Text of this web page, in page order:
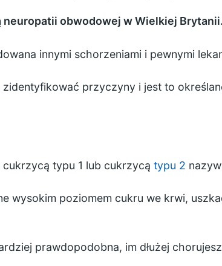
obwodowej w Wielkiej Brytanii.
innymi schorzeniami i pewnymi
przyczyny i jest to
cukrzycą typu 1 lub cukrzycą typu 2
wysokim poziomem cukru we krwi,
prawdopodobna, im dłużej